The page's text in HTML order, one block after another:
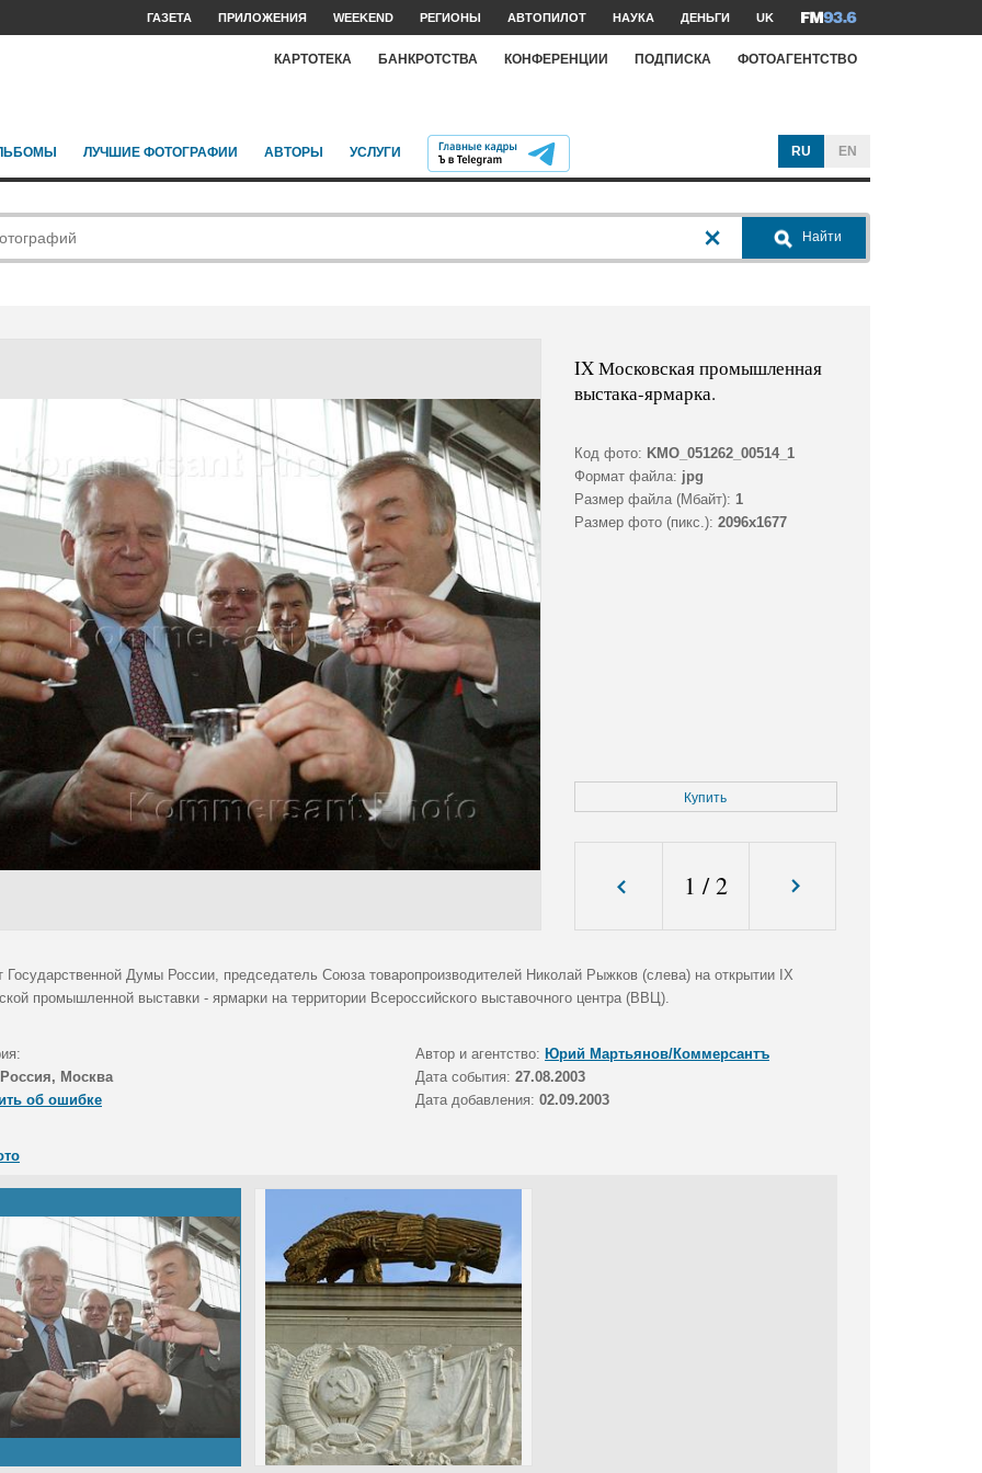
ГАЗЕТА ПРИЛОЖЕНИЯ WEEKEND РЕГИОНЫ АВТОПИЛОТ НАУКА ДЕНЬГИ UK
КАРТОТЕКА БАНКРОТСТВА КОНФЕРЕНЦИИ ПОДПИСКА ФОТОАГЕНТСТВО
ЛУЧШИЕ ФОТОГРАФИИ АВТОРЫ УСЛУГИ RU EN
Найти
IX Московская промышленная
выстака-ярмарка.
Код фото: KMO_051262_00514_1
Формат файла: jpg
Размер файла (Мбайт): 1
Размер фото (пикс.): 2096x1677
Купить
1 /2
Государственной Думы России, председатель Союза товаропроизводителей Николай Рыжков (слева) на открытии IX
промышленной выставки - ярмарки на территории Всероссийского выставочного центра (ВВЦ).
Автор и агентство: Юрий Мартьянов/Коммерсантъ
Россия, Москва Дата события: 27.08.2003
об ошибке
Дата добавления: 02.09.2003